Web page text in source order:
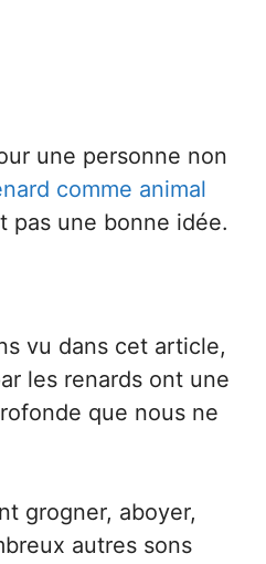
une personne non
comme animal
pas une bonne idée.
vu dans cet article,
les renards ont une
que nous ne
grogner, aboyer,
autres sons